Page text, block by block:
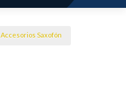
Accesorios Saxofón